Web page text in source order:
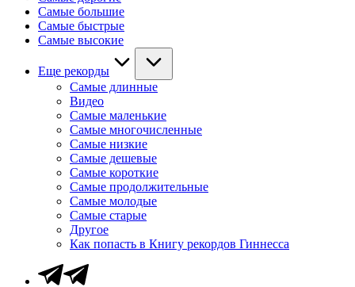
Самые большие
Самые быстрые
Самые высокие
Еще рекорды
Самые длинные
Видео
Самые маленькие
Самые многочисленные
Самые низкие
Самые дешевые
Самые короткие
Самые продолжительные
Самые молодые
Самые старые
Другое
Как попасть в Книгу рекордов Гиннесса
Telegram